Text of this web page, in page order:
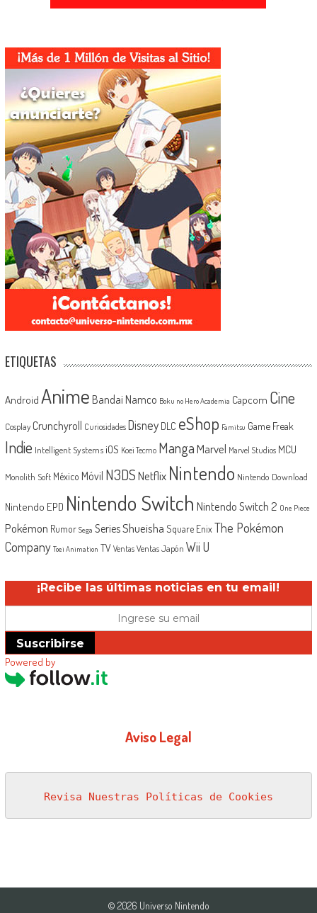
ETIQUETAS
Android Anime Bandai Namco Boku no Hero Academia Capcom Cine
Cosplay Crunchyroll Curiosidades Disney DLC eShop Famitsu Game Freak
Indie Intelligent Systems iOS Koei Tecmo MangaMarvel Marvel Studios MCU
Monolith Soft México Móvil N3DSNetflix Nintendo Nintendo Download
Nintendo EPD Nintendo Switch Nintendo Switch 2 One Piece
Pokémon Rumor Sega SeriesShueisha Square EnixThe Pokémon
Company Toei Animation TV Ventas Ventas Japón Wii U
¡Recibe las últimas noticias en tu email!
Suscribirse
Powered by
Aviso Legal
Revisa Nuestras Políticas de Cookies
© 2026 Universo Nintendo